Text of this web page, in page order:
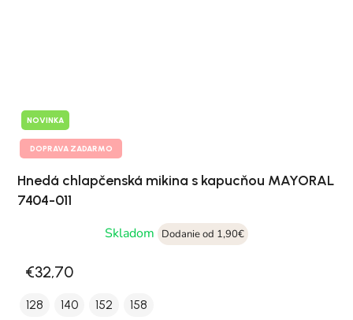
NOVINKA
DOPRAVA ZADARMO
Hnedá chlapčenská mikina s kapucňou MAYORAL
7404-011
Skladom
Dodanie od 1,90€
€32,70
128 140 152 158